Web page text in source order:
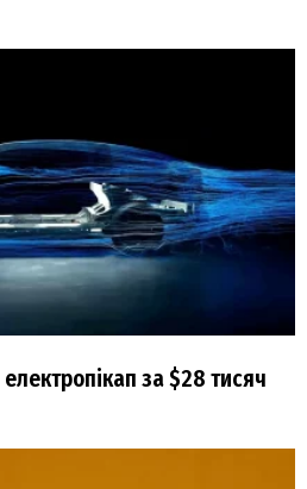
за $28 тисяч